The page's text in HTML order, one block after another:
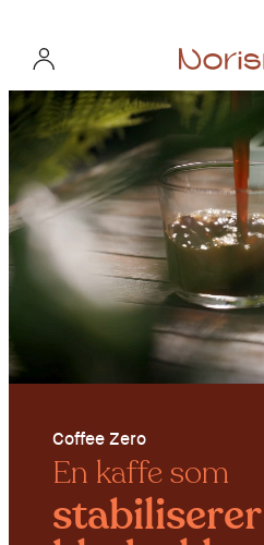
innhold
Coffee Zero
En kaffe som
reduserer